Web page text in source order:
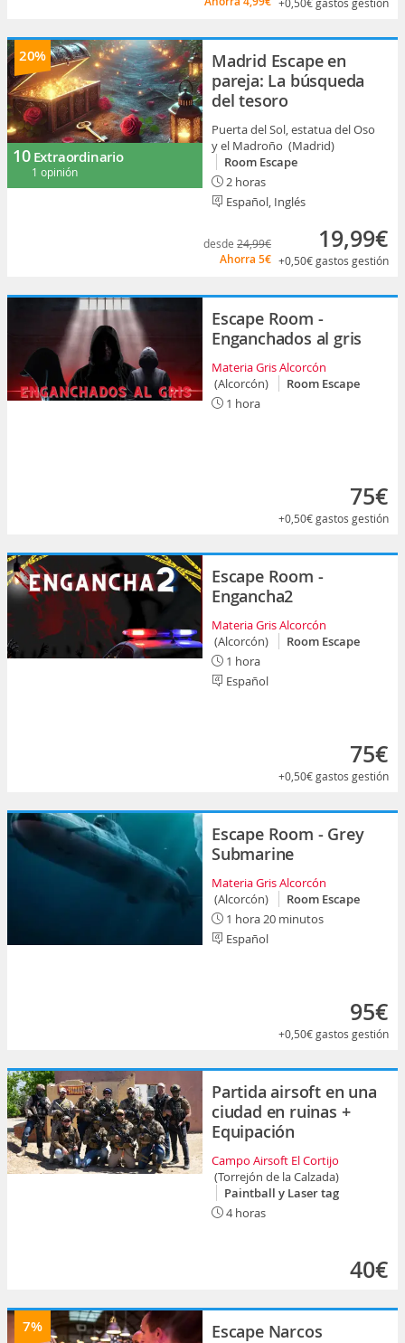
20%
10 Extraordinario
1 opinión
Madrid Escape en
pareja: La búsqueda
del tesoro
Puerta del Sol, estatua del Oso
y el Madroño (Madrid)
Room Escape
2 horas
Español, Inglés
desde 24,99€
Ahorra 5€
19,99€
+0,50€gastos gestión
Escape Room -
Enganchados al gris
Materia Gris Alcorcón
(Alcorcón)
Room Escape
1 hora
75€
+0,50€gastos gestión
Escape Room -
Engancha2
Materia Gris Alcorcón
(Alcorcón)
Room Escape
1 hora
Español
75€
+0,50€gastos gestión
Escape Room - Grey
Submarine
Materia Gris Alcorcón
(Alcorcón)
Room Escape
1 hora 20 minutos
Español
95€
+0,50€gastos gestión
Partida airsoft en una
ciudad en ruinas +
Equipación
Campo Airsoft El Cortijo
(Torrejón de la Calzada)
Paintball y Laser tag
4 horas
40€
7% Escape Narcos